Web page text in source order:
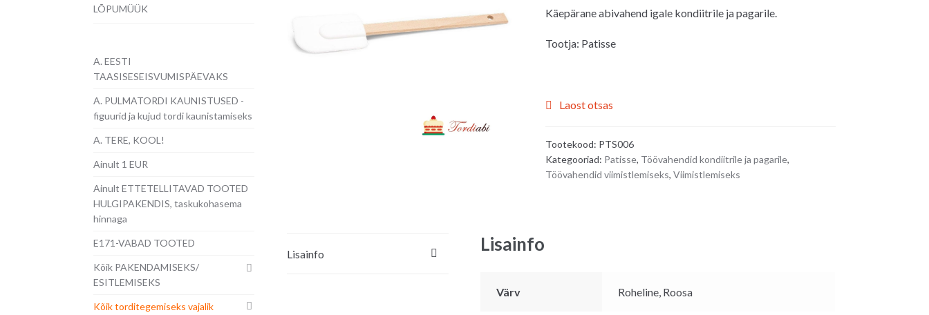
Käepärane abivahend igale kondiitrile ja pagarile.
Tootja: Patisse
Laost otsas
Tootekood: PTS006
Kategooriad: Patisse, Töövahendid kondiitrile ja pagarile,
Töövahendid viimistlemiseks, Viimistlemiseks
Lisainfo Lisainfo
Värv Roheline, Roosa
LÕPUMÜÜK
A. EESTI
TAASISESEISVUMISPÄEVAKS
A. PULMATORDI KAUNISTUSED -
figuurid ja kujud tordi kaunistamiseks
A. TERE, KOOL!
Ainult 1 EUR
Ainult ETTETELLITAVAD TOOTED
HULGIPAKENDIS, taskukohasema
hinnaga
E171-VABAD TOOTED
Kõik PAKENDAMISEKS/
ESITLEMISEKS
Kõik torditegemiseks vajalik